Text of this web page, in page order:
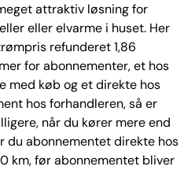
attraktiv løsning for
eller elvarme i huset. Her
refunderet 1,86
for abonnementer, et hos
med køb og et direkte hos
hos forhandleren, så er
når du kører mere end
du abonnementet direkte hos
km, før abonnementet bliver